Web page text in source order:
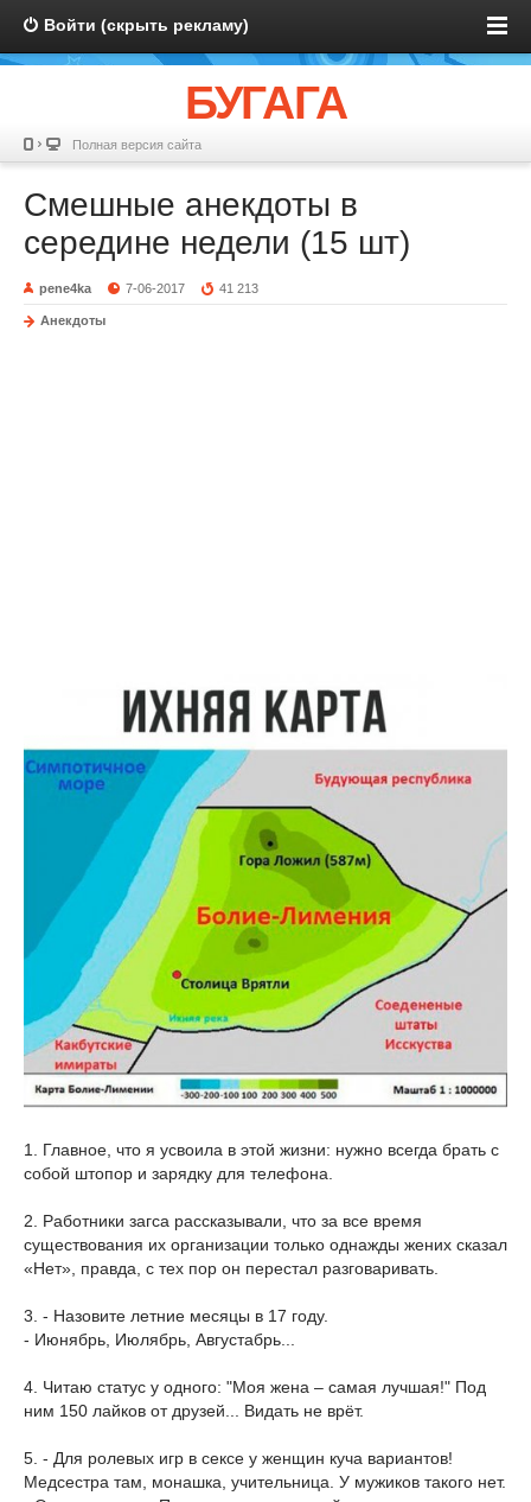
Войти (скрыть рекламу)
БУГАГА
Полная версия сайта
Смешные анекдоты в
середине недели (15 шт)
pene4ka 7-06-2017 41 213
Анекдоты
1. Главное, что я усвоила в этой жизни: нужно всегда брать с
собой штопор и зарядку для телефона.
2. Работники загса рассказывали, что за все время
существования их организации только однажды жених сказал
«Нет», правда, с тех пор он перестал разговаривать.
3. - Назовите летние месяцы в 17 году.
- Июнябрь, Июлябрь, Августабрь...
4. Читаю статус у одного: "Моя жена – самая лучшая!" Под
ним 150 лайков от друзей... Видать не врёт.
5. - Для ролевых игр в сексе у женщин куча вариантов!
Медсестра там, монашка, учительница. У мужиков такого нет.